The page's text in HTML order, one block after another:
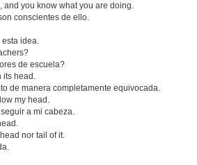
and you know what you are doing.
conscientes de ello.
esta idea.
de escuela?
its head.
de manera completamente equivocada.
my head.
a mi cabeza.
nor tail of it.